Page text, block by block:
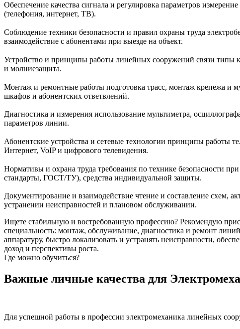
Обеспечение качества сигнала и регулировка параметров
(телефония, интернет, ТВ).
Соблюдение техники безопасности и правил охраны труда
взаимодействие с абонентами при выезде на объект.
Устройство и принципы работы линейных сооружений связи типы
и молниезащита.
Монтаж и ремонтные работы подготовка трасс, монтаж крепежа и
шкафов и абонентских ответвлений.
Диагностика и измерения использование мультиметра,
параметров линии.
Абонентские устройства и сетевые технологии принципы работы
Интернет, VoIP и цифрового телевидения.
Нормативы и охрана труда требования по технике безопасности
стандарты, ГОСТ/ТУ), средства индивидуальной защиты.
Документирование и взаимодействие чтение и составление схем,
устранении неисправностей и плановом обслуживании.
Ищете стабильную и востребованную профессию? Рекомендую
специальность: монтаж, обслуживание, диагностика и ремонт
аппаратуру, быстро локализовать и устранять неисправности,
доход и перспективы роста.
Где можно обучиться?
Важные личные качества для
Для успешной работы в профессии электромеханика линейных